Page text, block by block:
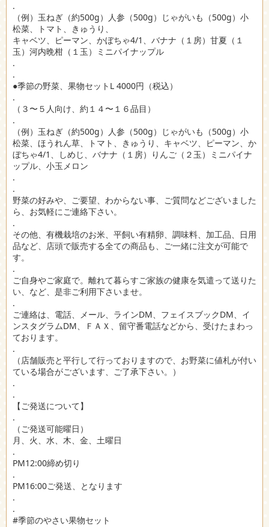
.
（例）玉ねぎ（約500g）人参（500g）じゃがいも（500g）小
松菜、トマト、きゅうり、
キャベツ、ピーマン、かぼちゃ4/1、バナナ（１房）甘夏（１
玉）河内晩柑（１玉）ミニパイナップル
.
.
●季節の野菜、果物セットL 4000円（税込）
.
（３〜５人向け、約１４〜１６品目）
.
（例）玉ねぎ（約500g）人参（500g）じゃがいも（500g）小
松菜、ほうれん草、トマト、きゅうり、キャベツ、ピーマン、か
ぼちゃ4/1、しめじ、バナナ（１房）りんご（２玉）ミニパイナ
ップル、小玉メロン
.
.
野菜の好みや、ご要望、わからない事、ご質問などございました
ら、お気軽にご連絡下さい。
.
その他、有機栽培のお米、平飼い有精卵、調味料、加工品、日用
品など、店頭で販売する全ての商品も、ご一緒に注文が可能で
す。
.
ご自身やご家庭で。離れて暮らすご家族の健康を気遣って送りた
い、など、是非ご利用下さいませ。
.
ご連絡は、電話、メール、ラインDM、フェイスブックDM、イ
ンスタグラムDM、ＦＡＸ、留守番電話などから、受けたまわっ
ております。
.
（店舗販売と平行して行っておりますので、お野菜に値札が付い
ている場合がございます、ご了承下さい。）
.
.
【ご発送について】
.
（ご発送可能曜日）
月、火、水、木、金、土曜日
.
PM12:00締め切り
.
PM16:00ご発送、となります
.
.
#季節のやさい果物セット